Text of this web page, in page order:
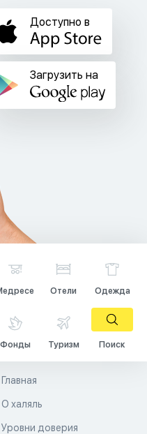
Доступно в
Загрузить на
Отели Одежда
Фонды Туризм Поиск
Главная
О халяль
Уровни доверия